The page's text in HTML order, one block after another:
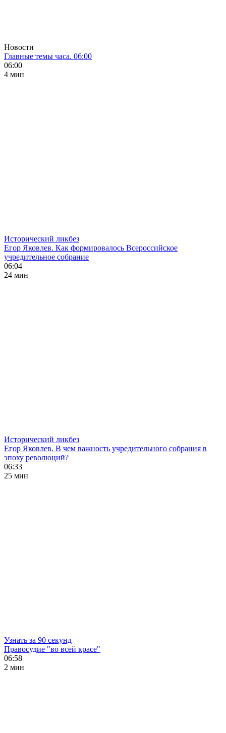
Новости
Главные темы часа. 06:00
06:00
4 мин
Исторический ликбез
Егор Яковлев. Как формировалось Всероссийское
учредительное собрание
06:04
24 мин
Исторический ликбез
Егор Яковлев. В чем важность учредительного собрания в
эпоху революций?
06:33
25 мин
Узнать за 90 секунд
Правосудие "во всей красе"
06:58
2 мин